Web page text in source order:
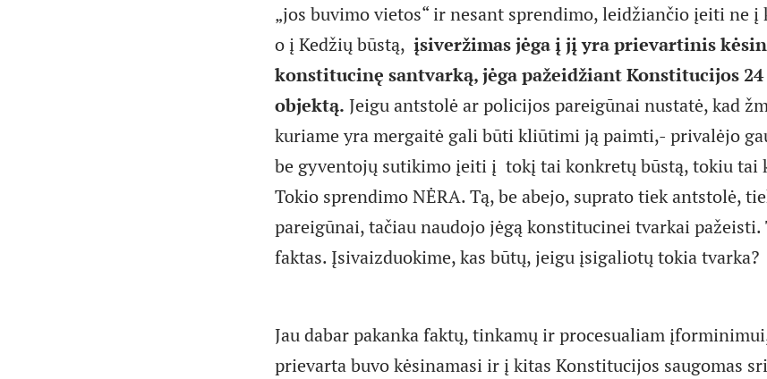
„jos buvimo vietos“ ir nesant sprendimo, leidžiančio įeiti ne į
o į Kedžių būstą, įsiveržimas jėga į jį yra prievartinis
konstitucinę santvarką, jėga pažeidžiant Konstitucijos 24
objektą. Jeigu antstolė ar policijos pareigūnai nustatė, kad
kuriame yra mergaitė gali būti kliūtimi ją paimti,- privalėjo
be gyventojų sutikimo įeiti į tokį tai konkretų būstą, tokiu tai
Tokio sprendimo NĖRA. Tą, be abejo, suprato tiek antstolė,
pareigūnai, tačiau naudojo jėgą konstitucinei tvarkai pažeisti.
faktas. Įsivaizduokime, kas būtų, jeigu įsigaliotų tokia tvarka?
Jau dabar pakanka faktų, tinkamų ir procesualiam
prievarta buvo kėsinamasi ir į kitas Konstitucijos saugomas